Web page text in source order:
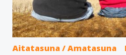
Aitatasuna / Amatasuna